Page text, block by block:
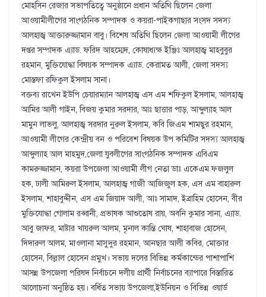
মোহসিন রেজার সভাপতিত্বে অনুষ্ঠানে প্রধান অতিথি ছিলেন জেলা
আওয়ামীলীগের সাংগঠনিক সম্পাদক ও কয়রা-পাইকগাছার সংসদ সদস্য
আলহাজ্ব আক্তারুজ্জামান বাবু। বিশেষ অতিথি ছিলেন জেলা আওয়ামী লীগের
দপ্তর সম্পাদক এ্যাড. ফরিদ আহম্মেদ, কোষাধ্যক্ষ ইঞ্জিঃ আলহাজ্ব মাহবুবুর
রহমান, মুক্তিযোদ্ধা বিষয়ক সম্পাদক এ্যাড. কেরামত আলী, জেলা সদস্য
মোস্তফা রফিকুল ইসলাম সানা।
বক্তব্য রাখেন ইউপি চেয়ারম্যান আলহাজ্ব এস এম শফিকুল ইসলাম, আলহাজ্ব
আমির আলী গাইন, বিজয় কুমার সরদার, আঃ ছাত্তার পাড়, আব্দুল্যাহ আল
মামুন লাভলু, আলহাজ্ব সরদার নুরুল ইসলাম, কবি জিএম শামছুর রহমান,
আওয়ামী লীগের কেন্দ্রীয় বন ও পরিবেশ বিষয়ক উপ কমিটির সদস্য আলহাজ্ব
আব্দুল্যাহ আল মাহমুদ,জেলা যুবলীগের সাংগঠনিক সম্পাদক এবিএম
কামরুজ্জামান, কয়রা উপজেলা আওয়ামী লীগ নেতা ডাঃ একেএম ফজলুল
হক, ঢালী আমিরুল ইসলাম, আলহাজ্ব গাজী আজিজুল হক, এস এম বাহারুল
ইসলাম, শাহাবুদ্দীন, এস এম জিয়াদ আলী, আঃ সামাদ, ইব্রাহিম হোসেন, বীর
মুক্তিযোদ্ধা গোলাম রব্বানী, প্রভাষক আশুতোষ রায়, অবনি কুমার সানা, এ্যাড.
আবু জাফর, মাষ্টার খায়রুল আলম, মৃনাল কান্তি ঘোষ, শাহাবাজ হোসেন,
দিদারুল আলম, মাওলানা মাসুদুর রহমান, আনছার আলী কবির, মোক্তার
হোসেন, বিল্লাল হোসেন প্রমুখ। সভায় দলের বিভিন্ন কর্মকান্ডের পাশাপাশি
আসন্ন উপজেলা পরিষদ নির্বাচনে দলীয় প্রার্থী নির্বাচনের ব্যাপারে বিস্তারিত
আলোচনা অনুষ্ঠিত হয়। বর্ধিত সভায় উপজেলা,ইউনিয়ন ও বিভিন্ন ওয়ার্ড